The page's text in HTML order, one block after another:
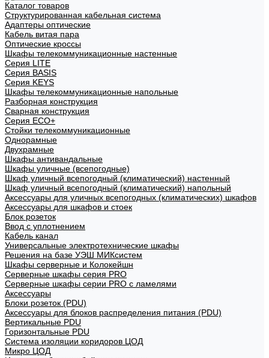
Каталог товаров
Структурированная кабельная система
Адаптеры оптические
Кабель витая пара
Оптические кроссы
Шкафы телекоммуникационные настенные
Cерия LITE
Cерия BASIS
Cерия KEYS
Шкафы телекоммуникационные напольные
Разборная конструкция
Сварная конструкция
Серия ECO+
Стойки телекоммуникационные
Однорамные
Двухрамные
Шкафы антивандальные
Шкафы уличные (всепогодные)
Шкаф уличный всепогодный (климатический) настенный
Шкаф уличный всепогодный (климатический) напольный
Аксессуары для уличных всепогодных (климатических) шкафов
Аксессуары для шкафов и стоек
Блок розеток
Ввод с уплотнением
Кабель канал
Универсальные электротехнические шкафы
Решения на базе УЭШ МИКсистем
Шкафы серверные и Колокейшн
Серверные шкафы серия PRO
Серверные шкафы серии PRO с ламелями
Аксессуары
Блоки розеток (PDU)
Аксессуары для блоков распределения питания (PDU)
Вертикальные PDU
Горизонтальные PDU
Система изоляции коридоров ЦОД
Микро ЦОД